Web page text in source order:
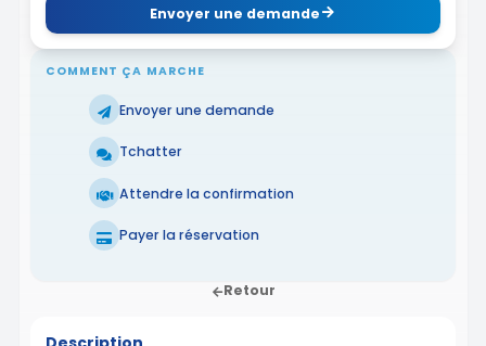
Envoyer une demande
COMMENT ÇA MARCHE
Envoyer une demande
Tchatter
Attendre la confirmation
Payer la réservation
Retour